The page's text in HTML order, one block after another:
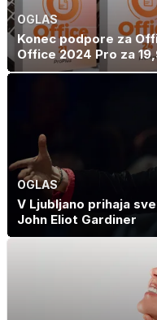
OGLAS
Konec podpore za
Office 2024 Pro za
OGLAS
V Ljubljano prihaja
John Eliot Gardiner